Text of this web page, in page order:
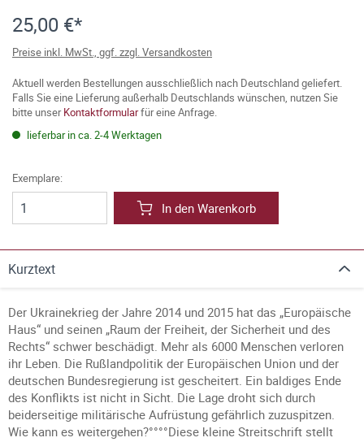
25,00 €*
Preise inkl. MwSt., ggf. zzgl. Versandkosten
Aktuell werden Bestellungen ausschließlich nach Deutschland geliefert.
Falls Sie eine Lieferung außerhalb Deutschlands wünschen, nutzen Sie
bitte unserKontaktformularfür eine Anfrage.
lieferbar in ca. 2-4 Werktagen
Exemplare:
In den Warenkorb
Kurztext
Der Ukrainekrieg der Jahre 2014 und 2015 hat das „Europäische
Haus“ und seinen „Raum der Freiheit, der Sicherheit und des
Rechts“ schwer beschädigt. Mehr als 6000 Menschen verloren
ihr Leben. Die Rußlandpolitik der Europäischen Union und der
deutschen Bundesregierung ist gescheitert. Ein baldiges Ende
des Konflikts ist nicht in Sicht. Die Lage droht sich durch
beiderseitige militärische Aufrüstung gefährlich zuzuspitzen.
Wie kann es weitergehen?°°°°Diese kleine Streitschrift stellt